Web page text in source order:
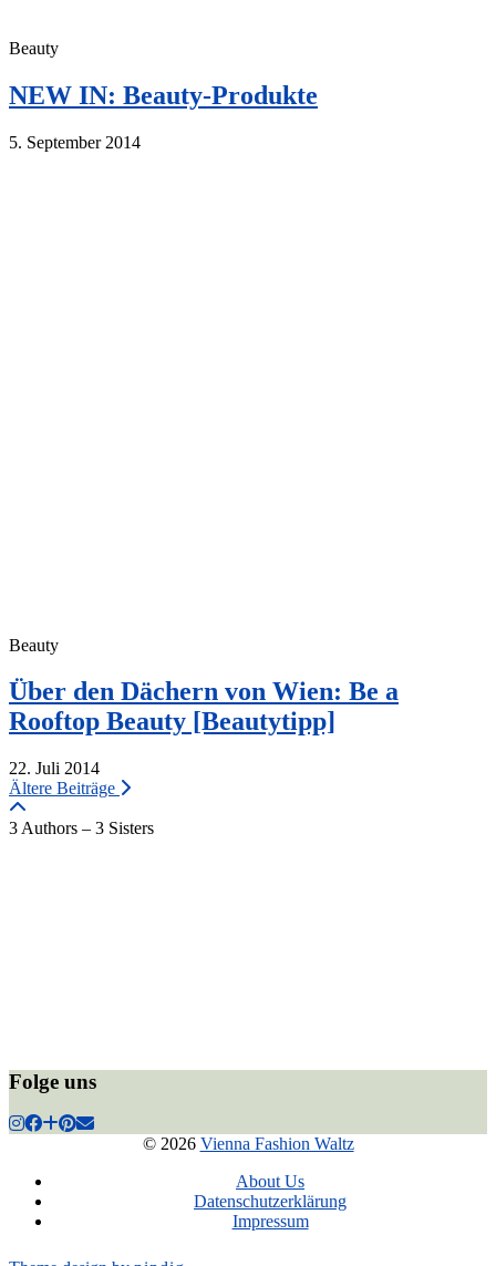
Beauty
NEW IN: Beauty-Produkte
5. September 2014
Beauty
Über den Dächern von Wien: Be a
Rooftop Beauty [Beautytipp]
22. Juli 2014
Ältere Beiträge
3 Authors – 3 Sisters
Folge uns
© 2026 Vienna Fashion Waltz
About Us
Datenschutzerklärung
Impressum